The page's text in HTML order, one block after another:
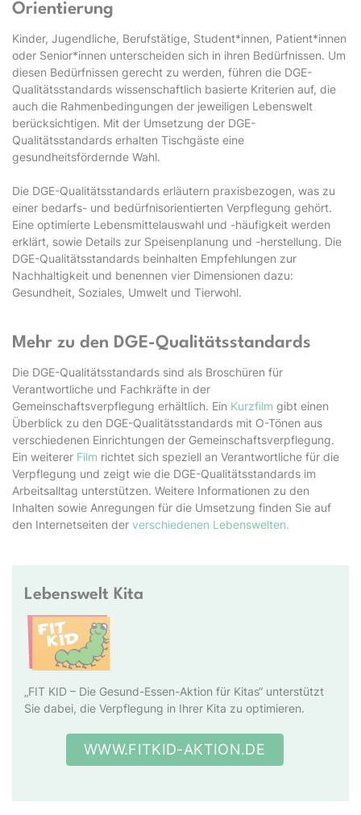
Orientierung
Kinder, Jugendliche, Berufstätige, Student*innen, Patient*innen
oder Senior*innen unterscheiden sich in ihren Bedürfnissen. Um
diesen Bedürfnissen gerecht zu werden, führen die DGE-
Qualitätsstandards wissenschaftlich basierte Kriterien auf, die
auch die Rahmenbedingungen der jeweiligen Lebenswelt
berücksichtigen. Mit der Umsetzung der DGE-
Qualitätsstandards erhalten Tischgäste eine
gesundheitsfördernde Wahl.
Die DGE-Qualitätsstandards erläutern praxisbezogen, was zu
einer bedarfs- und bedürfnisorientierten Verpflegung gehört.
Eine optimierte Lebensmittelauswahl und -häufigkeit werden
erklärt, sowie Details zur Speisenplanung und -herstellung. Die
DGE-Qualitätsstandards beinhalten Empfehlungen zur
Nachhaltigkeit und benennen vier Dimensionen dazu:
Gesundheit, Soziales, Umwelt und Tierwohl.
Mehr zu den DGE-Qualitätsstandards
Die DGE-Qualitätsstandards sind als Broschüren für
Verantwortliche und Fachkräfte in der
Gemeinschaftsverpflegung erhältlich. Ein Kurzfilm gibt einen
Überblick zu den DGE-Qualitätsstandards mit O-Tönen aus
verschiedenen Einrichtungen der Gemeinschaftsverpflegung.
Ein weiterer Film richtet sich speziell an Verantwortliche für die
Verpflegung und zeigt wie die DGE-Qualitätsstandards im
Arbeitsalltag unterstützen. Weitere Informationen zu den
Inhalten sowie Anregungen für die Umsetzung finden Sie auf
den Internetseiten der verschiedenen Lebenswelten.
Lebenswelt Kita
„FIT KID – Die Gesund-Essen-Aktion für Kitas“ unterstützt
Sie dabei, die Verpflegung in Ihrer Kita zu optimieren.
WWW.FITKID-AKTION.DE